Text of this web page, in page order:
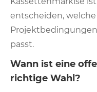
entscheiden,
passt.
Wann ist eine
richtige Wahl?